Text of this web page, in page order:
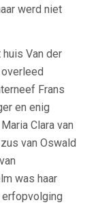
werd niet
Van der
Frans
en enig
Clara van
van Oswald
was haar